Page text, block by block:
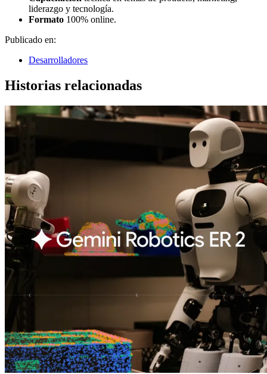
liderazgo y tecnología.
Formato 100% online.
Publicado en:
Desarrolladores
Historias relacionadas